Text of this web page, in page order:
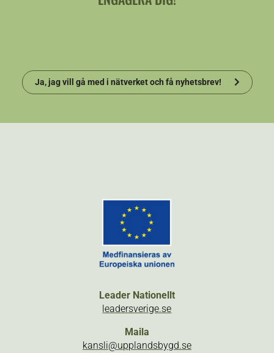
Ja, jag vill gå med i nätverket och få nyhetsbrev!
Leader Nationellt
leadersverige.se
Maila
kansli@upplandsbygd.se